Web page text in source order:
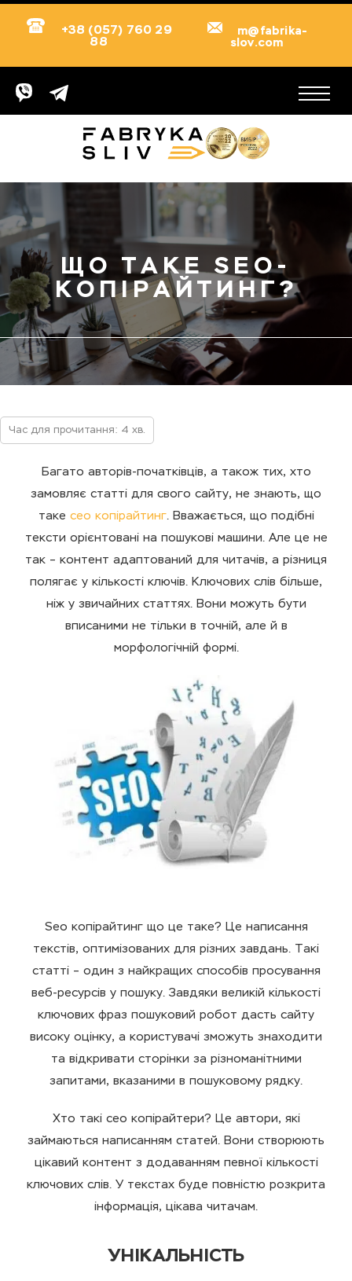
+38 (057) 760 29
88
m@fabrika-
slov.com
ЩО ТАКЕ SEO-
КОПІРАЙТИНГ?
Час для прочитання: 4 хв.
Багато авторів-початківців, а також тих, хто
замовляє статті для свого сайту, не знають, що
таке сео копірайтинг. Вважається, що подібні
тексти орієнтовані на пошукові машини. Але це не
так – контент адаптований для читачів, а різниця
полягає у кількості ключів. Ключових слів більше,
ніж у звичайних статтях. Вони можуть бути
вписаними не тільки в точній, але й в
морфологічній формі.
Seo копірайтинг що це таке? Це написання
текстів, оптимізованих для різних завдань. Такі
статті – один з найкращих способів просування
веб-ресурсів у пошуку. Завдяки великій кількості
ключових фраз пошуковий робот дасть сайту
високу оцінку, а користувачі зможуть знаходити
та відкривати сторінки за різноманітними
запитами, вказаними в пошуковому рядку.
Хто такі сео копірайтери? Це автори, які
займаються написанням статей. Вони створюють
цікавий контент з додаванням певної кількості
ключових слів. У текстах буде повністю розкрита
інформація, цікава читачам.
УНІКАЛЬНІСТЬ